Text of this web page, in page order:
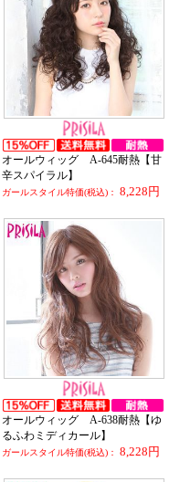
オールウィッグ A-645耐熱【甘
辛スパイラル】
ガールスタイル特価(税込)： 8,228円
オールウィッグ A-638耐熱【ゆ
るふわミディカール】
ガールスタイル特価(税込)： 8,228円